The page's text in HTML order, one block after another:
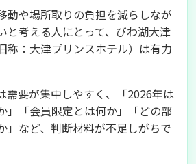
動や場所取りの負担を減らしなが
と考える人にとって、びわ湖大津
称：大津プリンスホテル）は有力
需要が集中しやすく、「2026年は
」「会員限定とは何か」「どの部
」など、判断材料が不足しがちで